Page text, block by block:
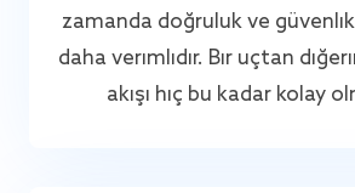
zamanda doğruluk ve güvenlik
daha verimlidir. Bir uçtan
akışı hiç bu kadar kolay